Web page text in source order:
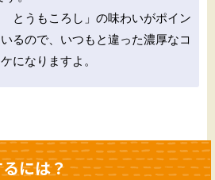
とうもころし」の味わいがポイン
るので、いつもと違った濃厚なコ
になりますよ。
には？